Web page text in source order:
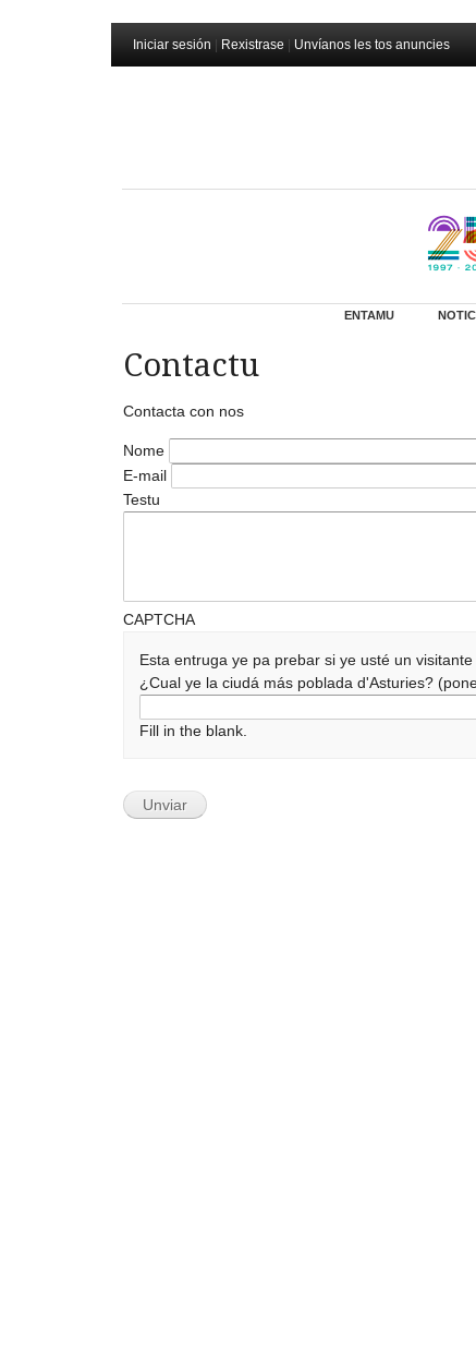
Iniciar sesión Rexistrase Unvíanos les tos anuncies
ENTAMU
Contactu
Contacta con nos
Nome
E-mail
Testu
CAPTCHA
Esta entruga ye pa prebar si ye usté un
¿Cual ye la ciudá más poblada d'Asturies?
Fill in the blank.